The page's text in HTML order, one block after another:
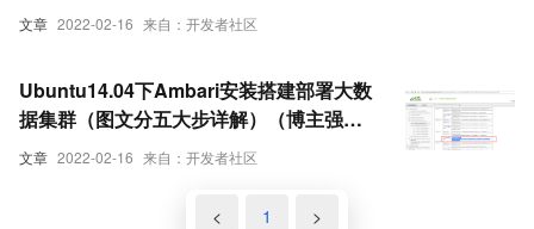
文章 2022-02-16 来自：开发者社区
文章 2022-02-16 来自：开发者社区
Ubuntu14.04下Ambari安装搭建部署大数
据集群（图文分五大步详解）（博主强烈
推荐）
< 1 >